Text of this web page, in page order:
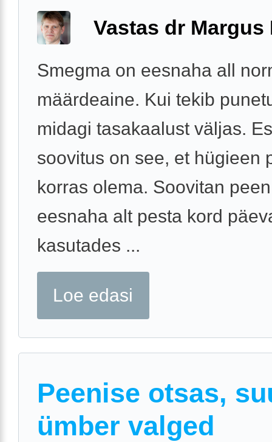
Vastas dr Margus
Smegma on eesnaha all
määrdeaine. Kui tekib
midagi tasakaalust väljas.
soovitus on see, et hügieen
korras olema. Soovitan
eesnaha alt pesta kord
kasutades ...
Loe edasi
Peenise otsas,
ümber valged